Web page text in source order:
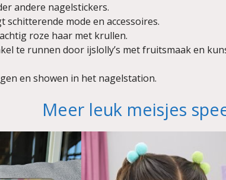
andere nagelstickers.
schitterende mode en accessoires.
roze haar met krullen.
te runnen door ijslolly’s met fruitsmaak en
en showen in het nagelstation.
Meer leuk meisjes